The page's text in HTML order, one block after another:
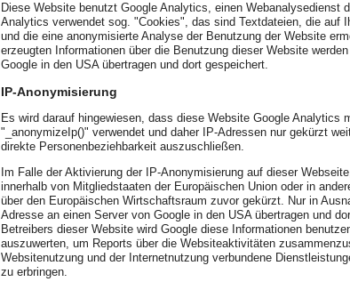
Diese Website benutzt Google Analytics, einen Webanalysedienst
Analytics verwendet sog. "Cookies", das sind Textdateien, die auf
und die eine anonymisierte Analyse der Benutzung der Website
erzeugten Informationen über die Benutzung dieser Website
Google in den USA übertragen und dort gespeichert.
IP-Anonymisierung
Es wird darauf hingewiesen, dass diese Website Google Analytics
"_anonymizeIp()" verwendet und daher IP-Adressen nur gekürzt
direkte Personenbeziehbarkeit auszuschließen.
Im Falle der Aktivierung der IP-Anonymisierung auf dieser
innerhalb von Mitgliedstaaten der Europäischen Union oder in
über den Europäischen Wirtschaftsraum zuvor gekürzt. Nur in
Adresse an einen Server von Google in den USA übertragen und
Betreibers dieser Website wird Google diese Informationen
auszuwerten, um Reports über die Websiteaktivitäten
Websitenutzung und der Internetnutzung verbundene
zu erbringen.